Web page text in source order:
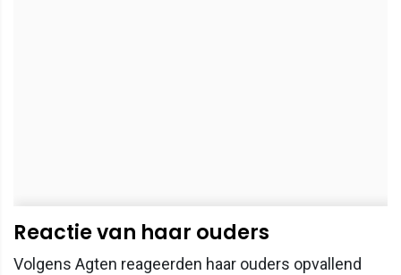
Reactie van haar ouders
Volgens Agten reageerden haar ouders opvallend